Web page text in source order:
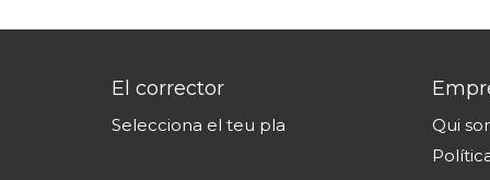
El corrector
Selecciona el teu pla
Qui